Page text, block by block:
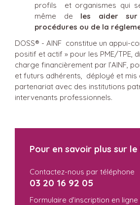
profils et organismes qui
même de les aider
procédures ou de la
DOSS® - AINF constitue un appui-
positif et actif » pour les PME/TPE,
charge financièrement par l’AINF,
et futurs adhérents, déployé et
partenariat avec des institutions
intervenants professionnels.
Pour en savoir plus sur le
Contactez-nous par téléphone
03 20 16 92 05
Formulaire d'inscription en